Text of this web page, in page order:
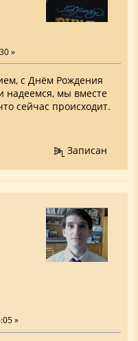
»
с Днëм Рождения
надеемся, мы вместе
сейчас происходит.
Записан
»